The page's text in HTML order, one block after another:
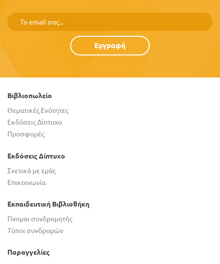
Εγγραφή
Βιβλιοπωλείο
Θεματικές Ενότητες
Εκδόσεις Δίπτυχο
Προσφορές
Εκδόσεις Δίπτυχο
Σχετικά με εμάς
Επικοινωνία
Εκπαιδευτική Βιβλιοθήκη
Γίνομαι συνδρομητής
Τύποι συνδρομών
Παραγγελίες